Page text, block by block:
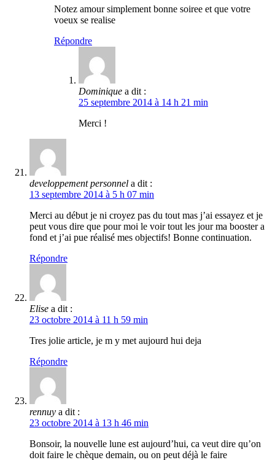
Notez amour simplement bonne soiree et que votre
voeux se realise
Répondre
Dominique a dit :
25 septembre 2014 à 14 h 21 min
Merci !
developpement personnel a dit :
13 septembre 2014 à 5 h 07 min
Merci au début je ni croyez pas du tout mas j’ai essayez et je
peut vous dire que pour moi le voir tout les jour ma booster a
fond et j’ai pue réalisé mes objectifs! Bonne continuation.
Répondre
Elise a dit :
23 octobre 2014 à 11 h 59 min
Tres jolie article, je m y met aujourd hui deja
Répondre
rennuy a dit :
23 octobre 2014 à 13 h 46 min
Bonsoir, la nouvelle lune est aujourd’hui, ca veut dire qu’on
doit faire le chèque demain, ou on peut déjà le faire